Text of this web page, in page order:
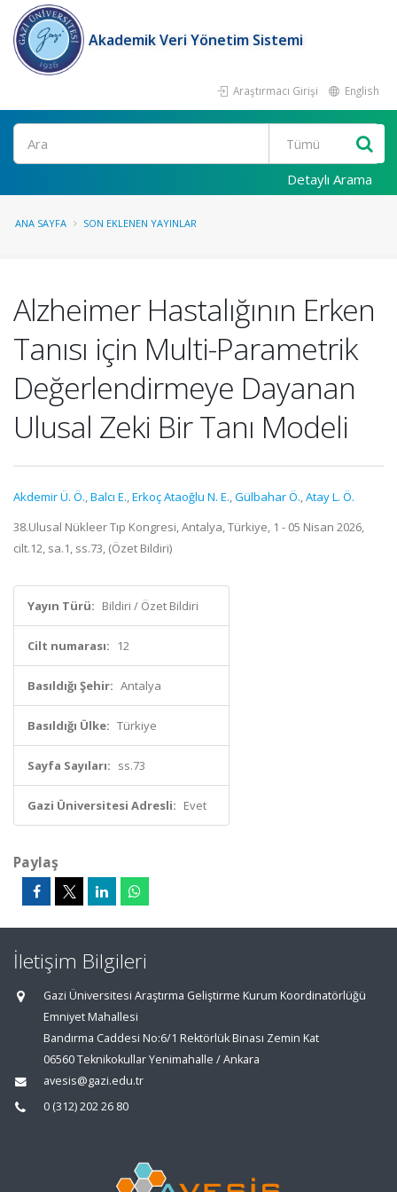
Akademik Veri Yönetim Sistemi
Araştırmacı Girişi English
Ara
Detaylı Arama
ANA SAYFA SON EKLENEN YAYINLAR
Alzheimer Hastalığının Erken
Tanısı için Multi-Parametrik
Değerlendirmeye Dayanan
Ulusal Zeki Bir Tanı Modeli
Akdemir Ü. Ö.,Balcı E.,Erkoç Ataoğlu N. E.,Gülbahar Ö.,Atay L. Ö.
38.Ulusal Nükleer Tıp Kongresi, Antalya, Türkiye, 1 - 05 Nisan 2026,
cilt.12, sa.1, ss.73, (Özet Bildiri)
Yayın Türü: Bildiri / Özet Bildiri
Cilt numarası: 12
Basıldığı Şehir: Antalya
Basıldığı Ülke: Türkiye
Sayfa Sayıları: ss.73
Gazi Üniversitesi Adresli: Evet
Paylaş
İletişim Bilgileri
Gazi Üniversitesi Araştırma Geliştirme Kurum Koordinatörlüğü
Emniyet Mahallesi
Bandırma Caddesi No:6/1 Rektörlük Binası Zemin Kat
06560 Teknikokullar Yenimahalle / Ankara
avesis@gazi.edu.tr
0 (312) 202 26 80